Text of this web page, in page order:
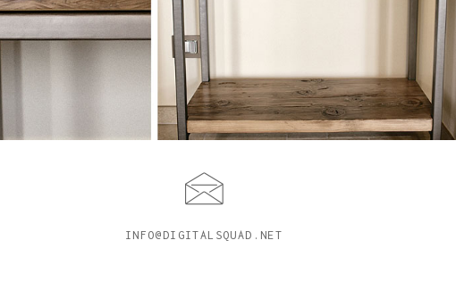
INFO@DIGITALSQUAD.NET